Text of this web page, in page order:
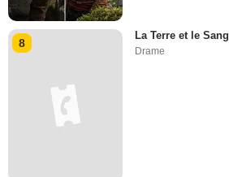
8
La Terre et le Sang
Drame